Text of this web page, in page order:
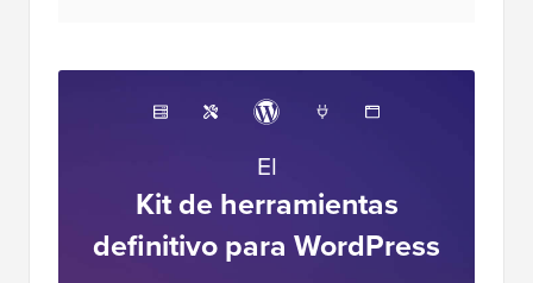
El
Kit de herramientas
definitivo para WordPress